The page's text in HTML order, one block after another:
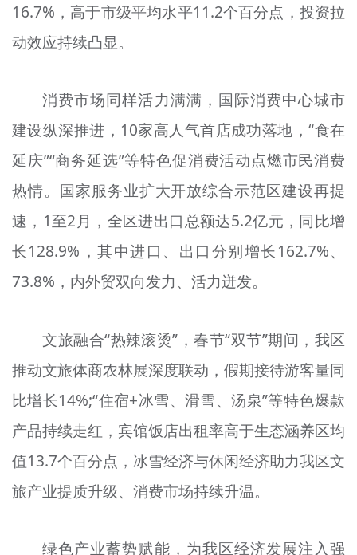
16.7%，高于市级平均水平11.2个百分点，投资拉
动效应持续凸显。
消费市场同样活力满满，国际消费中心城市
建设纵深推进，10家高人气首店成功落地，“食在
延庆”“商务延选”等特色促消费活动点燃市民消费
热情。国家服务业扩大开放综合示范区建设再提
速，1至2月，全区进出口总额达5.2亿元，同比增
长128.9%，其中进口、出口分别增长162.7%、
73.8%，内外贸双向发力、活力迸发。
文旅融合“热辣滚烫”，春节“双节”期间，我区
推动文旅体商农林展深度联动，假期接待游客量同
比增长14%;“住宿+冰雪、滑雪、汤泉”等特色爆款
产品持续走红，宾馆饭店出租率高于生态涵养区均
值13.7个百分点，冰雪经济与休闲经济助力我区文
旅产业提质升级、消费市场持续升温。
绿色产业蓄势赋能，为我区经济发展注入强